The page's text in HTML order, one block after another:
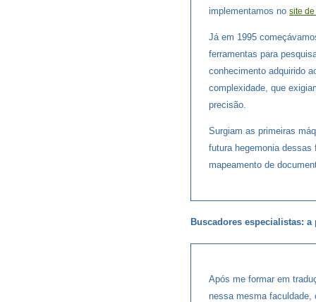
implementamos no site
Já em 1995
ferramentas para
conhecimento adquirido
complexidade, que
precisão.
Surgiam as primeiras
futura hegemonia dessas
mapeamento de
Buscadores especialistas:
Após me formar em
nessa mesma